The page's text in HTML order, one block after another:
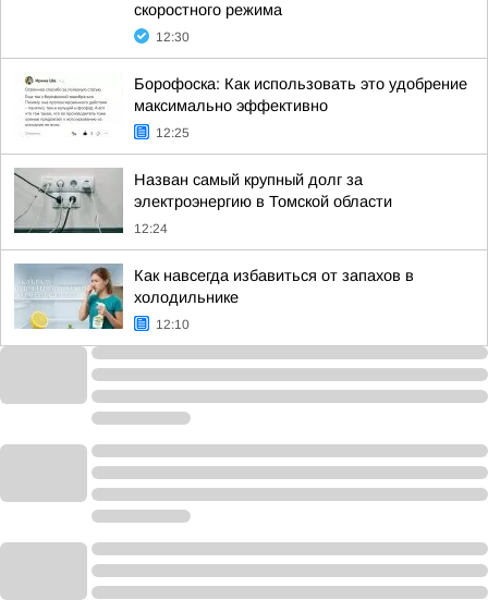
скоростного режима
12:30
Борофоска: Как использовать это удобрение
максимально эффективно
12:25
Назван самый крупный долг за
электроэнергию в Томской области
12:24
Как навсегда избавиться от запахов в
холодильнике
12:10